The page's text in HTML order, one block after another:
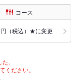
コース
円（税込）★に変更
。
ください。